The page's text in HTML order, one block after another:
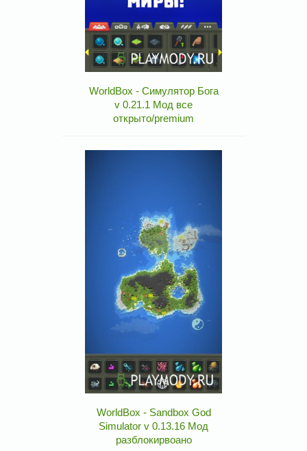
WorldBox - Симулятор Бога
v 0.21.1 Мод все
открыто/premium
WorldBox - Sandbox God
Simulator v 0.13.16 Мод
разблокирвоано